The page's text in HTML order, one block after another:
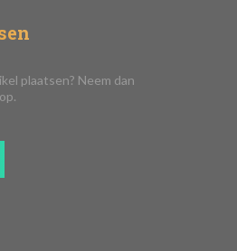
plaatsen? Neem dan